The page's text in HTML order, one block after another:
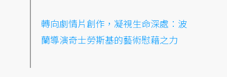
轉向劇情片創作，凝視生命深處：波
蘭導演奇士勞斯基的藝術慰藉之力